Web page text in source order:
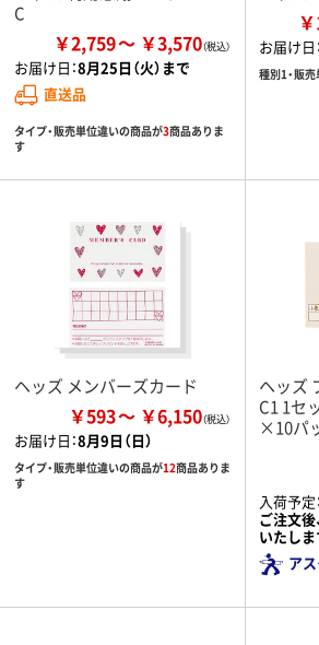
C
￥2,759 ￥3,570
お届け日：8月25日（火）まで
直送品
タイプ・販売単位違いの商品が3商品ありま
す
お届け日：
種別1・販
ヘッズ メンバーズカード
￥593 ￥6,150
お届け日：8月9日（日）
タイプ・販売単位違いの商品が12商品ありま
す
ヘッズ
C1 1セ
×10パ
入荷予定：
ご注文
いたし
ア